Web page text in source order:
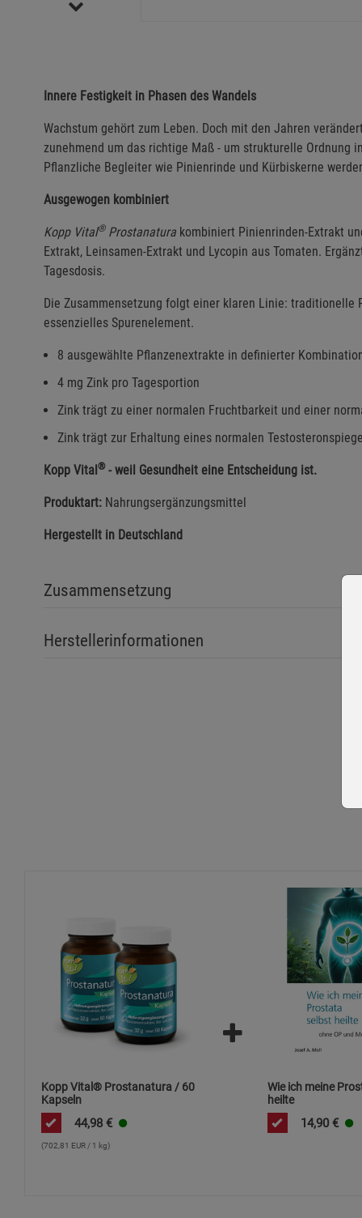
Innere Festigkeit in Phasen des Wandels
Wachstum gehört zum Leben. Doch mit den Jahren
zunehmend um das richtige Maß - um strukturelle Ordnung
Pflanzliche Begleiter wie Pinienrinde und Kürbiskerne
Ausgewogen kombiniert
Kopp Vital®Prostanatura kombiniert Pinienrinden-Extrakt
Extrakt, Leinsamen-Extrakt und Lycopin aus Tomaten.
Tagesdosis.
Die Zusammensetzung folgt einer klaren Linie:
essenzielles Spurenelement.
8 ausgewählte Pflanzenextrakte in definierter
4 mg Zink pro Tagesportion
Zink trägt zu einer normalen Fruchtbarkeit und einer
Zink trägt zur Erhaltung eines normalen
Kopp Vital®- weil Gesundheit eine Entscheidung ist.
Produktart: Nahrungsergänzungsmittel
Hergestellt in Deutschland
Zusammensetzung
Herstellerinformationen
Kopp Vital® Prostanatura / 60
Kapseln
44,98 €
(702,81 EUR / 1 kg)
Wie ich meine
heilte
14,90 €